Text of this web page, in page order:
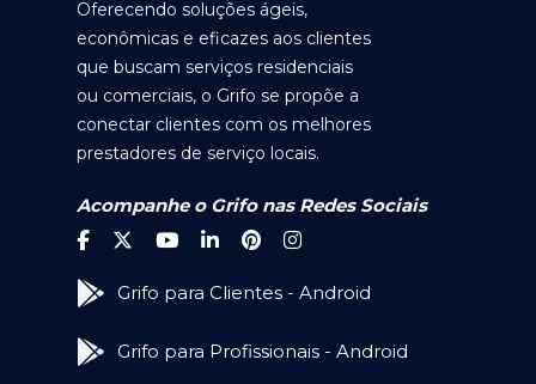
Oferecendo soluções ágeis,
econômicas e eficazes aos clientes
que buscam serviços residenciais
ou comerciais, o Grifo se propõe a
conectar clientes com os melhores
prestadores de serviço locais.
Acompanhe o Grifo nas Redes Sociais
Grifo para Clientes - Android
Grifo para Profissionais - Android